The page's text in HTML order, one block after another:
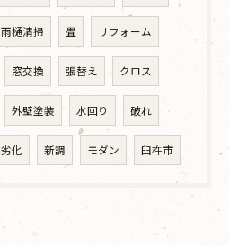
雨樋清掃 畳 リフォーム
窓交換 張替え クロス
外壁塗装 水回り 破れ
劣化 新調 モダン 臼杵市